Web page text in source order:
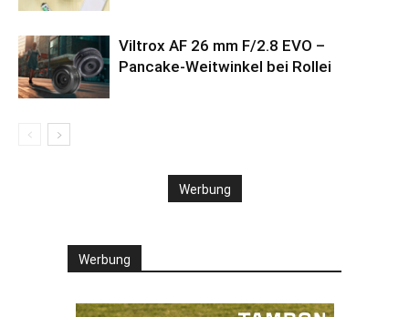
Viltrox AF 26 mm F/2.8 EVO –
Pancake-Weitwinkel bei Rollei
Werbung
Werbung